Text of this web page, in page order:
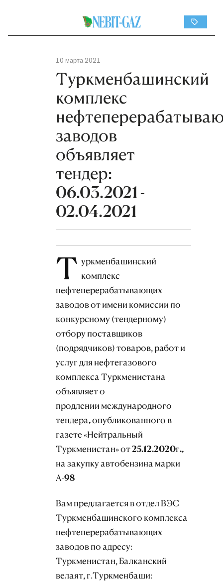
10 марта 2021
Туркменбашинский
комплекс
заводов
объявляет
тендер:
06.03.2021 -
02.04.2021
Т уркменбашинский
комплекс
нефтеперерабатывающих
заводов от имени комиссии по
конкурсному (тендерному)
отбору поставщиков
(подрядчиков) товаров, работ и
услуг для нефтегазового
комплекса Туркменистана
объявляет о
продлении международного
тендера,опубликованного в
газете «Нейтральный
Туркменистан» от 25.12.2020г.,
на закупкуавтобензина марки
А-98
Вам предлагается в отдел ВЭС
Туркменбашинского комплекса
нефтеперерабатывающих
заводов по адресу:
Туркменистан, Балканский
велаят, г.Туркменбаши: